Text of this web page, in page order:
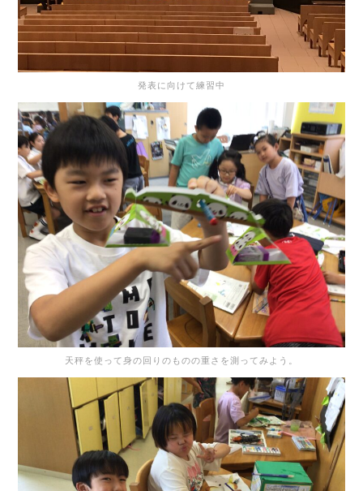
発表に向けて練習中
天秤を使って身の回りのものの重さを測ってみよう。